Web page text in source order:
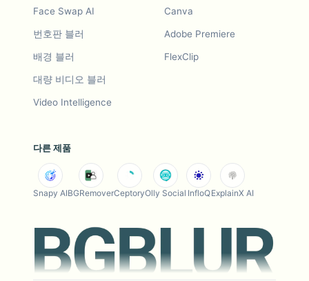
Face Swap AI
번호판 블러
배경 블러
대량 비디오 블러
Video Intelligence
Canva
Adobe Premiere
FlexClip
다른 제품
Snapy AIBGRemoverCeptoryOlly Social InfloQExplainX AI